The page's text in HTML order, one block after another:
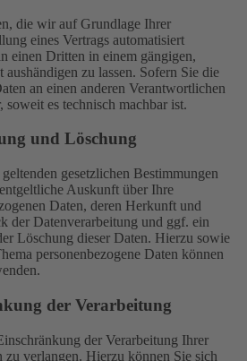
die wir auf Grundlage Ihrer
eines Vertrags automatisiert
einen Dritten in einem gängigen,
aushändigen zu lassen. Sofern Sie die
an einen anderen Verantwortlichen
es technisch machbar ist.
und Löschung
gesetzlichen Bestimmungen
Auskunft über Ihre
Daten, deren Herkunft und
der Datenverarbeitung und ggf. ein
Löschung dieser Daten. Hierzu sowie
personenbezogene Daten können
der Verarbeitung
der Verarbeitung Ihrer
zu verlangen. Hierzu können Sie sich